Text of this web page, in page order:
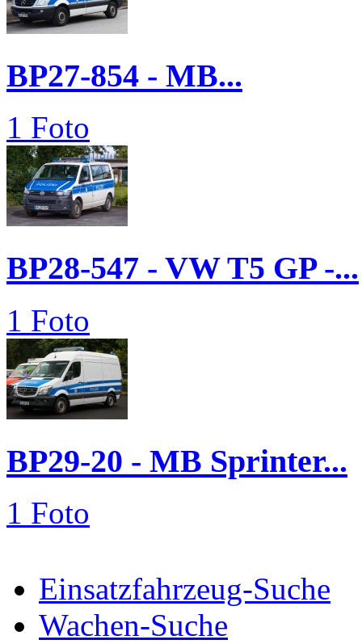
BP27-854 - MB...
1 Foto
BP28-547 - VW T5 GP -...
1 Foto
BP29-20 - MB Sprinter...
1 Foto
Einsatzfahrzeug-Suche
Wachen-Suche